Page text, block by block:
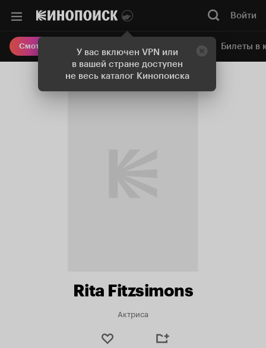
У вас включен VPN или
в вашей стране доступен
не весь каталог Кинопоиска
Войти
Смотреть кино Онлайн-кинотеатр Билеты в
Rita Fitzsimons
Актриса